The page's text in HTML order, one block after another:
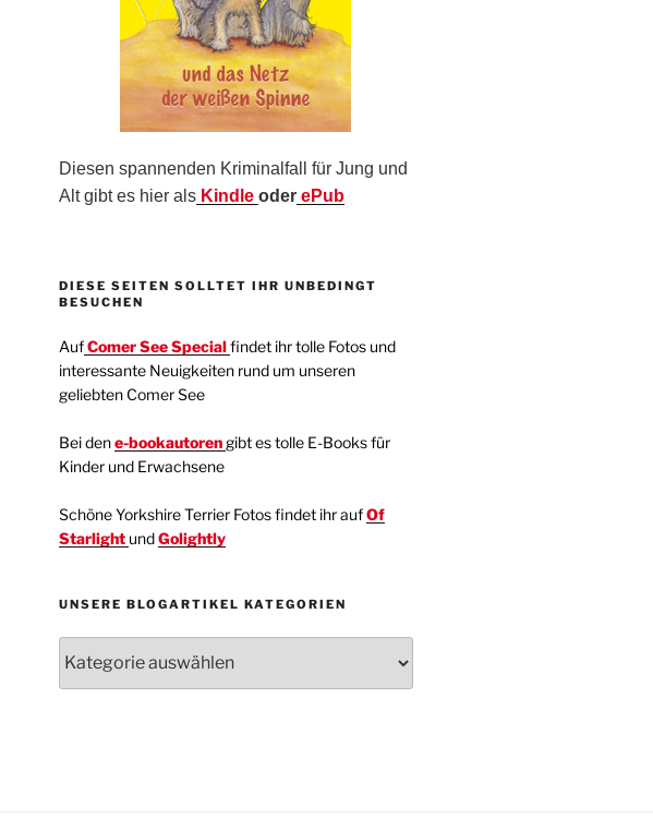
Diesen spannenden Kriminalfall für Jung und
Alt gibt es hier alsKindle oder ePub
DIESE SEITEN SOLLTET IHR UNBEDINGT
BESUCHEN
AufComer See Specialfindet ihr tolle Fotos und
interessante Neuigkeiten rund um unseren
geliebten Comer See
Bei den e-bookautoren gibt es tolle E-Books für
Kinder und Erwachsene
Schöne Yorkshire Terrier Fotos findet ihr aufOf
Starlight undGolightly
UNSERE BLOGARTIKEL KATEGORIEN
Blogartikel
Kategorien